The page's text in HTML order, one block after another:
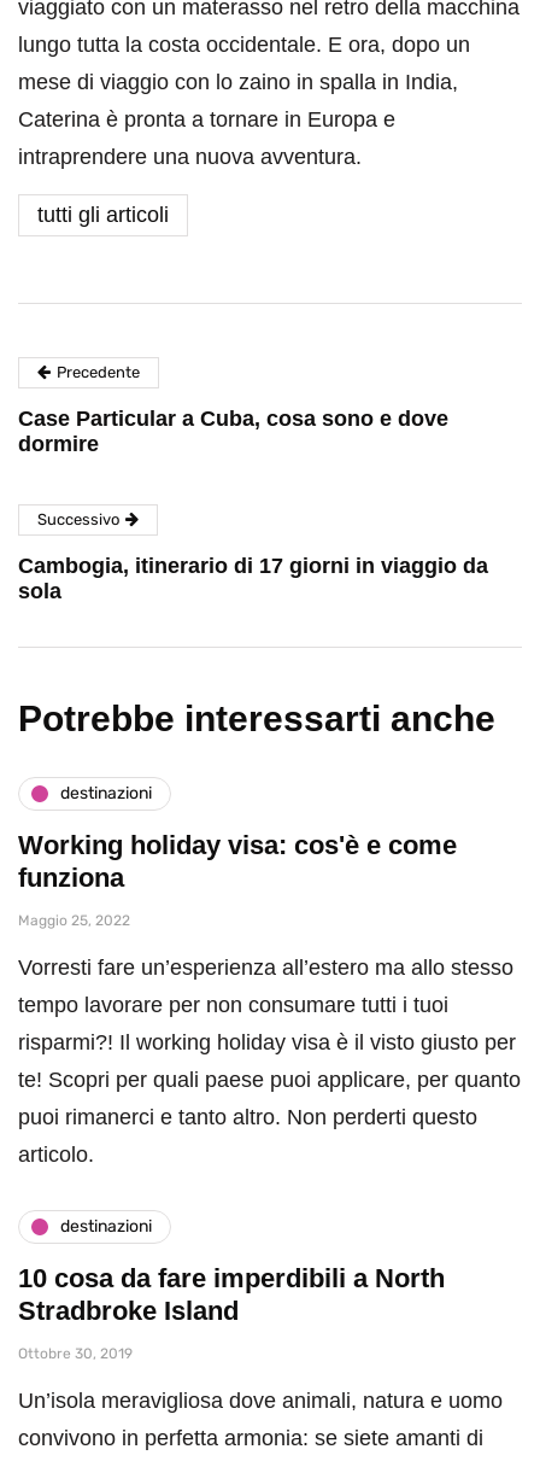
viaggiato con un materasso nel retro della macchina
lungo tutta la costa occidentale. E ora, dopo un
mese di viaggio con lo zaino in spalla in India,
Caterina è pronta a tornare in Europa e
intraprendere una nuova avventura.
tutti gli articoli
Precedente
Case Particular a Cuba, cosa sono e dove
dormire
Successivo
Cambogia, itinerario di 17 giorni in viaggio da
sola
Potrebbe interessarti anche
destinazioni
Working holiday visa: cos'è e come
funziona
Maggio 25, 2022
Vorresti fare un’esperienza all’estero ma allo stesso
tempo lavorare per non consumare tutti i tuoi
risparmi?! Il working holiday visa è il visto giusto per
te! Scopri per quali paese puoi applicare, per quanto
puoi rimanerci e tanto altro. Non perderti questo
articolo.
destinazioni
10 cosa da fare imperdibili a North
Stradbroke Island
Ottobre 30, 2019
Un’isola meravigliosa dove animali, natura e uomo
convivono in perfetta armonia: se siete amanti di